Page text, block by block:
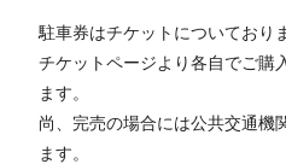
駐車券はチケットについており
チケットページより各自でご購
ます。
尚、完売の場合には公共交通機
ます。